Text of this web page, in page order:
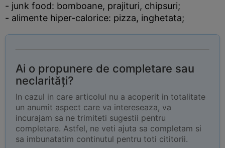
- junk food: bomboane, prajituri, chipsuri;
- alimente hiper-calorice: pizza, inghetata;
Ai o propunere de completare sau
neclarități?
In cazul in care articolul nu a acoperit in totalitate
un anumit aspect care va intereseaza, va
incurajam sa ne trimiteti sugestii pentru
completare. Astfel, ne veti ajuta sa completam si
sa imbunatatim continutul pentru toti cititorii.